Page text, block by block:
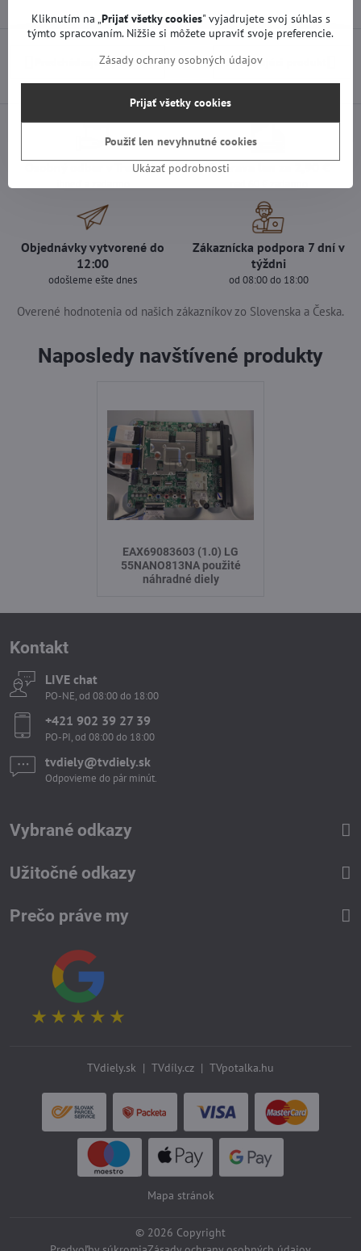
Predchádzajúci produkt Nasledujúci produkt
Osobný odber v Trenčíne Doprava len za 2,90 €
Objednávky vytvorené do
12:00
odošleme ešte dnes
Zákaznícka podpora 7 dní v
týždni
od 08:00 do 18:00
Overené hodnotenia od našich zákazníkov zo Slovenska a Česka.
Naposledy navštívené produkty
EAX69083603 (1.0) LG
55NANO813NA použité
náhradné diely
Kontakt
LIVE chat
PO-NE, od 08:00 do 18:00
+421 902 39 27 39
PO-PI, od 08:00 do 18:00
tvdiely​​@tvdiely​​.sk
Odpovieme do pár minút.
Vybrané odkazy
Užitočné odkazy
Prečo práve my
TVdiely.sk | TVdíly.cz | TVpotalka.hu
Mapa stránok
© 2026 Copyright
Kliknutím na „Prijať všetky cookies" vyjadrujete svoj súhlas s
týmto spracovaním. Nižšie si môžete upraviť svoje preferencie.
Zásady ochrany osobných údajov
Ukázať podrobnosti
Prijať všetky cookies
Použiť len nevyhnutné cookies